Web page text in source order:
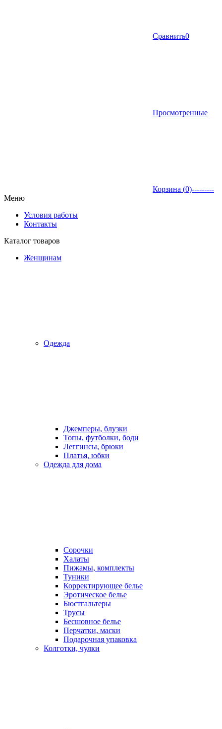
Сравнить0
Просмотренные
Корзина (0)---------
Меню
Условия работы
Контакты
Каталог товаров
Женщинам
Одежда
Джемперы, блузки
Топы, футболки, боди
Леггинсы, брюки
Платья, юбки
Одежда для дома
Сорочки
Халаты
Пижамы, комплекты
Туники
Корректирующее белье
Эротическое белье
Бюстгальтеры
Трусы
Бесшовное белье
Перчатки, маски
Подарочная упаковка
Колготки, чулки